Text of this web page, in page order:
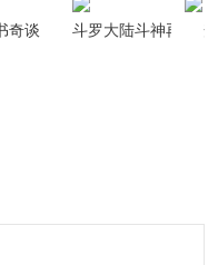
奇谈 斗罗大陆斗神再临